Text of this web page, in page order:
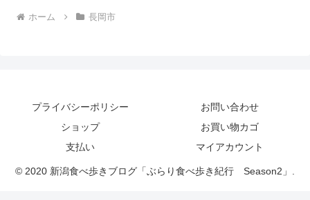
ホーム 長岡市
プライバシーポリシー
お問い合わせ
ショップ
お買い物カゴ
支払い
マイアカウント
© 2020 新潟食べ歩きブログ「ぶらり食べ歩き紀行 Season2」.